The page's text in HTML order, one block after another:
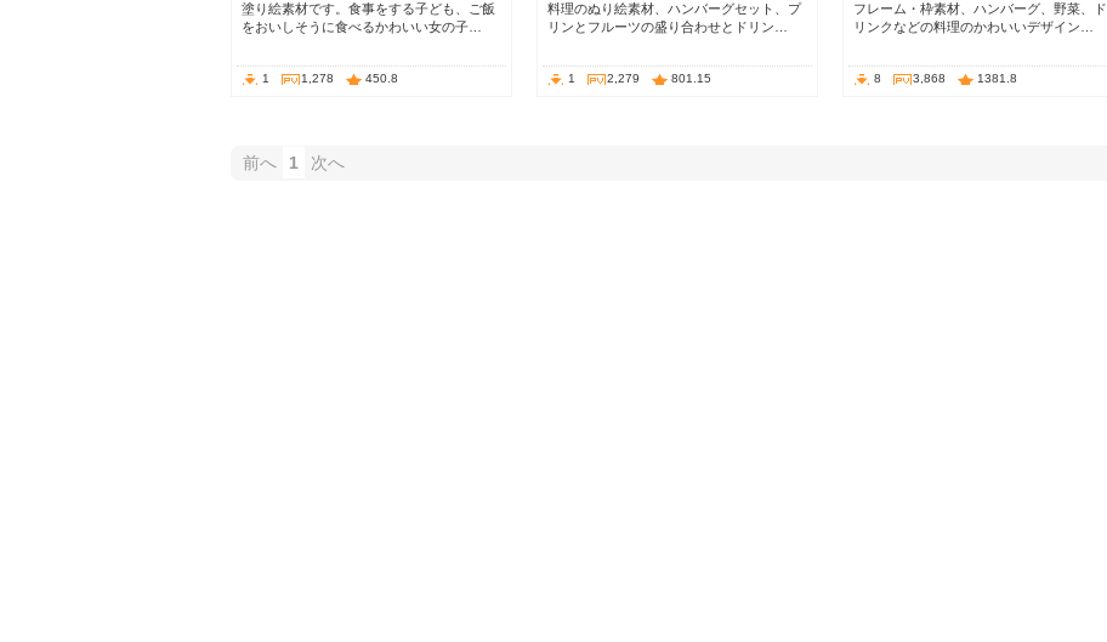
塗り絵素材です。食事をする子ども、ご飯
をおいしそうに食べるかわいい女の子…
1 1,278 450.8
料理のぬり絵素材、ハンバーグセット、プ
リンとフルーツの盛り合わせとドリン…
1 2,279 801.15
フレーム・枠素材、ハンバーグ、野菜、ド
リンクなどの料理のかわいいデザイン…
8 3,868 1381.8
前へ 1 次へ